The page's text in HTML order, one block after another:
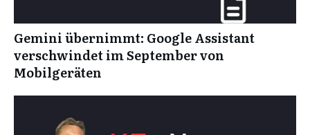
Gemini übernimmt: Google Assistant
verschwindet im September von
Mobilgeräten